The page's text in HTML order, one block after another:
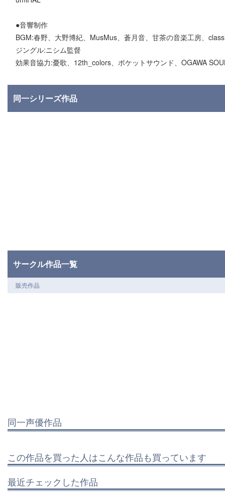
●音響制作
BGM:春野、大野博紀、MusMus、蒼月音、甘茶の音楽工房、
ジングル:ニシム監督
効果音協力:憂歌、12th_colors、ポケットサウンド、OGAWA
同一シリーズ作品
サークル作品一覧
販売作品
同一声優作品
この作品を買った人はこんな作品も買っています
最近チェックした作品